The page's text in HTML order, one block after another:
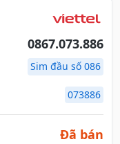
0867.073.886
Sim đầu số 086
073886
Đã bán